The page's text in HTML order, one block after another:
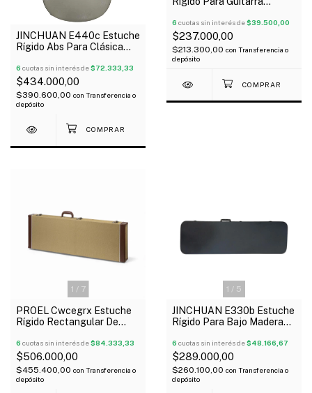
JINCHUAN E440c Estuche
Rígido Abs Para Clásica
6 cuotas sin interés de$72.333,33
$434.000,00
$390.600,00 con Transferencia o
depósito
Negro
6 cuotas sin interés de$39.500,00
$237.000,00
$213.300,00 con Transferencia o
depósito
1 / 7
PROEL Cwcegrx Estuche
Rígido Rectangular De
Eléctrica
6 cuotas sin interés de$84.333,33
$506.000,00
$455.400,00 con Transferencia o
depósito
1 / 5
JINCHUAN E330b Estuche
Rígido Para Bajo Madera
6 cuotas sin interés de$48.166,67
$289.000,00
$260.100,00 con Transferencia o
depósito